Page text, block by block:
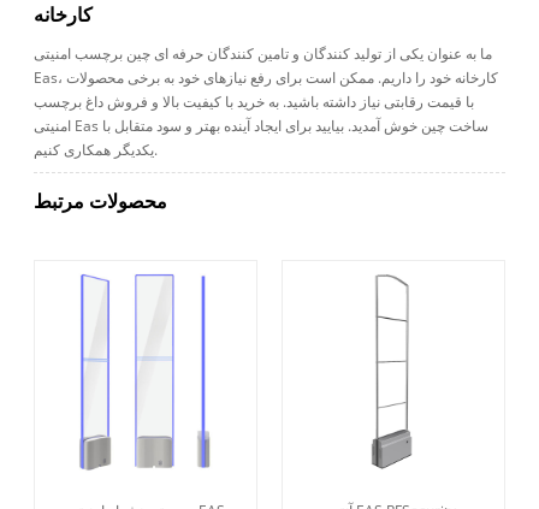
کارخانه
ما به عنوان یکی از تولید کنندگان و تامین کنندگان حرفه ای چین برچسب امنیتی
Eas، کارخانه خود را داریم. ممکن است برای رفع نیازهای خود به برخی محصولات
با قیمت رقابتی نیاز داشته باشید. به خرید با کیفیت بالا و فروش داغ برچسب
امنیتی Eas ساخت چین خوش آمدید. بیایید برای ایجاد آینده بهتر و سود متقابل با
یکدیگر همکاری کنیم.
محصولات مرتبط